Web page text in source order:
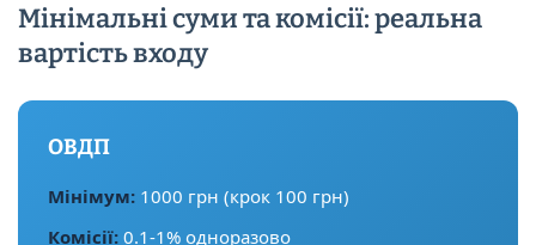
Мінімальні суми та комісії: реальна
вартість входу
ОВДП
Мінімум: 1000 грн (крок 100 грн)
Комісії: 0.1-1% одноразово